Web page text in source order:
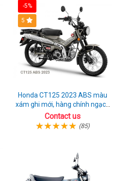
-5%
5
Honda CT125 2023 ABS màu
xám ghi mới, hàng chính ngạch
giá tốt nhất thị trường
Contact us
(85)